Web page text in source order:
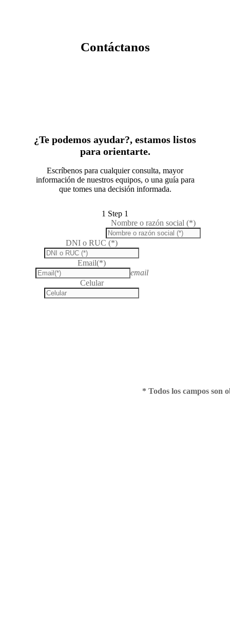
Contáctanos
¿Te podemos ayudar?, estamos listos
para orientarte.
Escríbenos para cualquier consulta, mayor
información de nuestros equipos, o una guía para
que tomes una decisión informada.
1 Step 1
Nombre o razón social (*)
DNI o RUC (*)
Email(*)
email
Celular
* Todos los campos son